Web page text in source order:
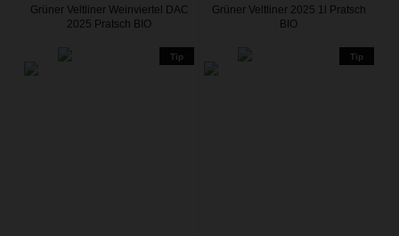
Grüner Veltliner Weinviertel DAC
2025 Pratsch BIO
Tip
Grüner Veltliner 2025 1l Pratsch
BIO
Tip